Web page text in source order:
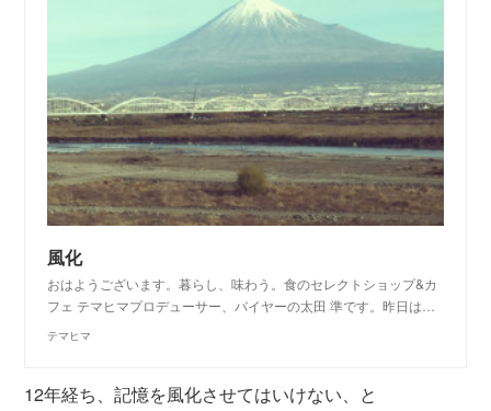
風化
おはようございます。暮らし、味わう。食のセレクトショップ&カ
フェ テマヒマプロデューサー、バイヤーの太田 準です。昨日は…
テマヒマ
12年経ち、記憶を風化させてはいけない、と